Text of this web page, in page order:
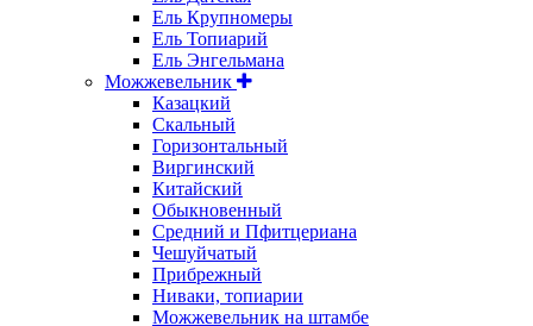
Ель Крупномеры
Ель Топиарий
Ель Энгельмана
Можжевельник
Казацкий
Скальный
Горизонтальный
Виргинский
Китайский
Обыкновенный
Средний и Пфитцериана
Чешуйчатый
Прибрежный
Ниваки, топиарии
Можжевельник на штамбе